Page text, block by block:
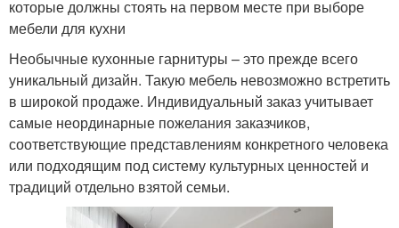
которые должны стоять на первом месте при выборе
мебели для кухни
Необычные кухонные гарнитуры – это прежде всего
уникальный дизайн. Такую мебель невозможно встретить
в широкой продаже. Индивидуальный заказ учитывает
самые неординарные пожелания заказчиков,
соответствующие представлениям конкретного человека
или подходящим под систему культурных ценностей и
традиций отдельно взятой семьи.